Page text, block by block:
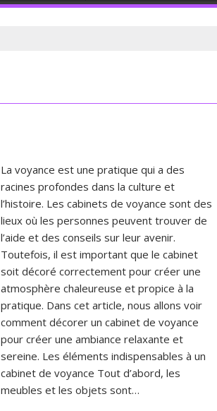
La voyance est une pratique qui a des
racines profondes dans la culture et
l’histoire. Les cabinets de voyance sont des
lieux où les personnes peuvent trouver de
l’aide et des conseils sur leur avenir.
Toutefois, il est important que le cabinet
soit décoré correctement pour créer une
atmosphère chaleureuse et propice à la
pratique. Dans cet article, nous allons voir
comment décorer un cabinet de voyance
pour créer une ambiance relaxante et
sereine. Les éléments indispensables à un
cabinet de voyance Tout d’abord, les
meubles et les objets sont…